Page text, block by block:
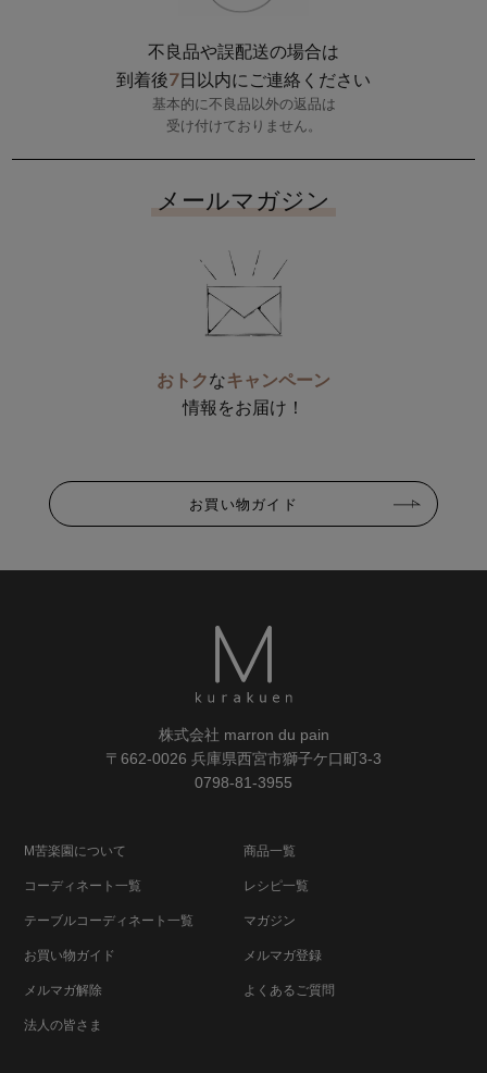
不良品や誤配送の場合は
到着後7日以内にご連絡ください
基本的に不良品以外の返品は
受け付けておりません。
メールマガジン
おトクなキャンペーン
情報をお届け！
お買い物ガイド
株式会社 marron du pain
〒662-0026 兵庫県西宮市獅子ケ口町3-3
0798-81-3955
M苦楽園について 商品一覧
コーディネート一覧 レシピ一覧
テーブルコーディネート一覧 マガジン
お買い物ガイド メルマガ登録
メルマガ解除 よくあるご質問
法人の皆さま